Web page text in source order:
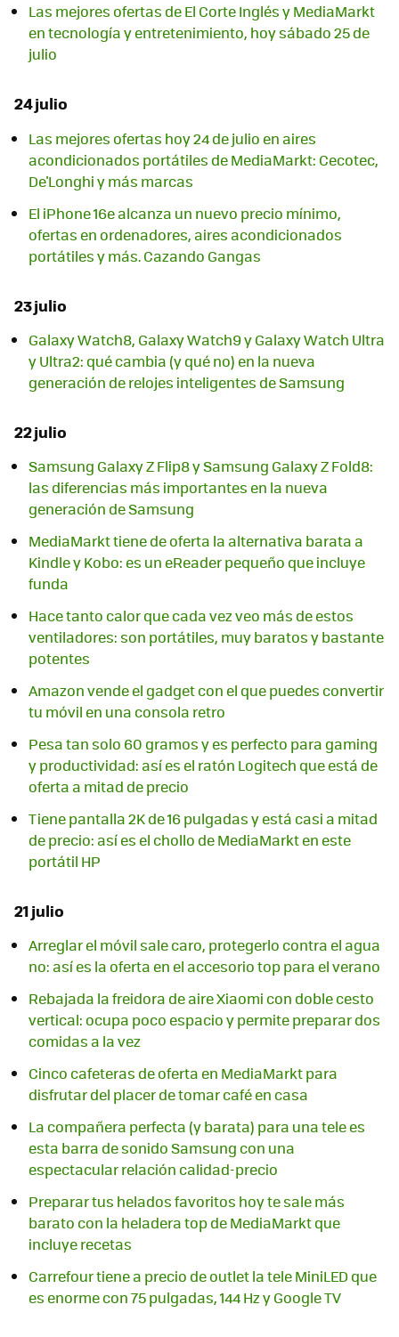
Las mejores ofertas de El Corte Inglés y MediaMarkt
en tecnología y entretenimiento, hoy sábado 25 de
julio
24 julio
Las mejores ofertas hoy 24 de julio en aires
acondicionados portátiles de MediaMarkt: Cecotec,
De'Longhi y más marcas
El iPhone 16e alcanza un nuevo precio mínimo,
ofertas en ordenadores, aires acondicionados
portátiles y más. Cazando Gangas
23 julio
Galaxy Watch8, Galaxy Watch9 y Galaxy Watch Ultra
y Ultra2: qué cambia (y qué no) en la nueva
generación de relojes inteligentes de Samsung
22 julio
Samsung Galaxy Z Flip8 y Samsung Galaxy Z Fold8:
las diferencias más importantes en la nueva
generación de Samsung
MediaMarkt tiene de oferta la alternativa barata a
Kindle y Kobo: es un eReader pequeño que incluye
funda
Hace tanto calor que cada vez veo más de estos
ventiladores: son portátiles, muy baratos y bastante
potentes
Amazon vende el gadget con el que puedes convertir
tu móvil en una consola retro
Pesa tan solo 60 gramos y es perfecto para gaming
y productividad: así es el ratón Logitech que está de
oferta a mitad de precio
Tiene pantalla 2K de 16 pulgadas y está casi a mitad
de precio: así es el chollo de MediaMarkt en este
portátil HP
21 julio
Arreglar el móvil sale caro, protegerlo contra el agua
no: así es la oferta en el accesorio top para el verano
Rebajada la freidora de aire Xiaomi con doble cesto
vertical: ocupa poco espacio y permite preparar dos
comidas a la vez
Cinco cafeteras de oferta en MediaMarkt para
disfrutar del placer de tomar café en casa
La compañera perfecta (y barata) para una tele es
esta barra de sonido Samsung con una
espectacular relación calidad-precio
Preparar tus helados favoritos hoy te sale más
barato con la heladera top de MediaMarkt que
incluye recetas
Carrefour tiene a precio de outlet la tele MiniLED que
es enorme con 75 pulgadas, 144 Hz y Google TV